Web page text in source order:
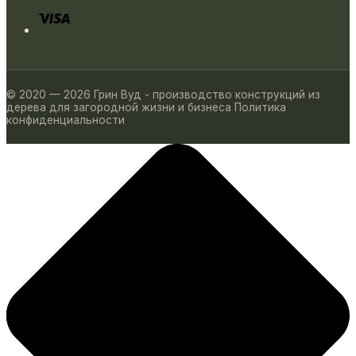
© 2020 — 2026 Грин Вуд - производство конструкций из
дерева для загородной жизни и бизнеса Политика
конфиденциальности